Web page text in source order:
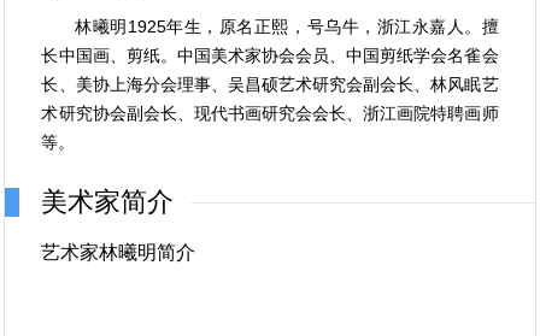
林曦明1925年生，原名正熙，号乌牛，浙江永嘉人。擅
长中国画、剪纸。中国美术家协会会员、中国剪纸学会名雀会
长、美协上海分会理事、吴昌硕艺术研究会副会长、林风眠艺
术研究协会副会长、现代书画研究会会长、浙江画院特聘画师
等。
美术家简介
艺术家林曦明简介